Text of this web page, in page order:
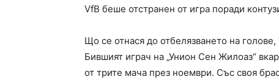
VfB беше отстранен от игра поради
Що се отнася до отбелязването на
Бившият играч на „Унион Сен Жилоаз“
от трите мача през ноември. Със своя